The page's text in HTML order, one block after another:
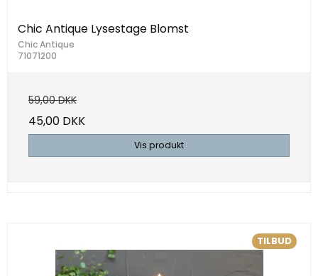
Chic Antique Lysestage Blomst
Chic Antique
71071200
59,00 DKK
45,00 DKK
Vis produkt
TILBUD